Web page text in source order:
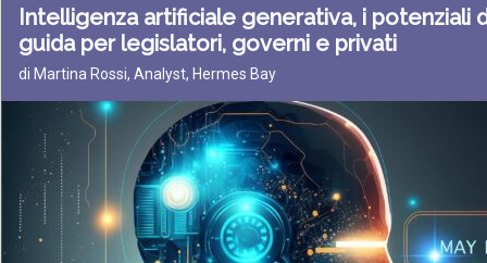
Intelligenza artificiale generativa, i potenziali
guida per legislatori, governi e privati
di Martina Rossi, Analyst, Hermes Bay